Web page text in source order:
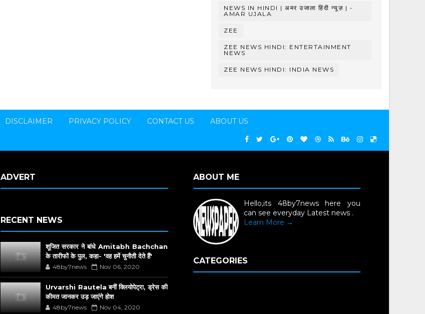
NEWS IN HINDI | अमर उजाला हिंदी न्यूज़ | -
AMAR UJALA
ZEE
ZEE NEWS HINDI: ENTERTAINMENT
NEWS
ZEE NEWS HINDI: INDIA NEWS
DISCLAIMER PRIVACY POLICY CONTACT US ABOUT US
ADVERT
RECENT NEWS
शूजित सरकार ने बांधे Amitabh Bachchan
के तारीफों के पुल, कहा- 'वह हमें चुनौती देते हैं'
48by7news Nov 06, 2020
Urvarshi Rautela बनीं क्लियोपेट्रा, ड्रेस की
कीमत जानकर उड़ जाएंगे होश
48by7news Nov 04, 2020
ABOUT ME
Hello,its 48by7news here you
can see everyday Latest news .
Learn More →
CATEGORIES